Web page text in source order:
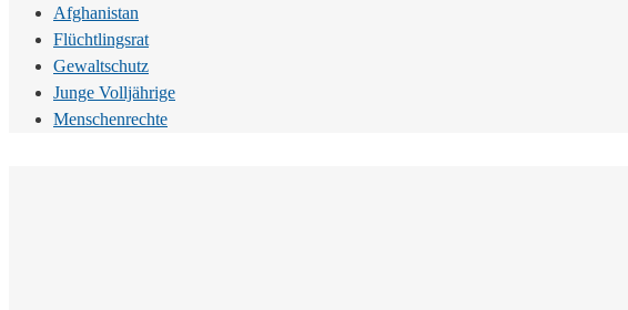
Afghanistan
Flüchtlingsrat
Gewaltschutz
Junge Volljährige
Menschenrechte